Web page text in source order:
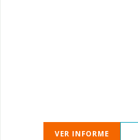
VER INFORME